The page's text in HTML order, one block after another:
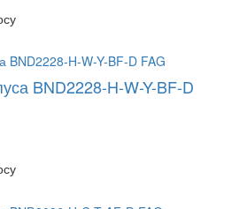
BND2228-H-W-Y-BF-D